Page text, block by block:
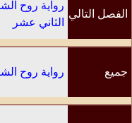
الفصل التالي
رواية روح
الثاني عشر
جميع رواية روح